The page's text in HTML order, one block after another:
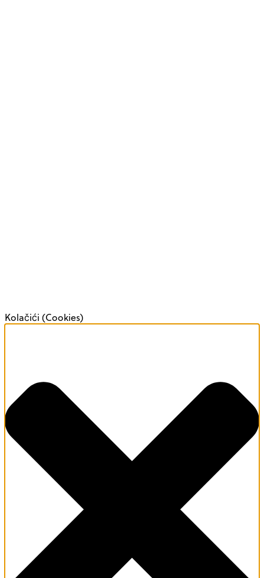
Kolačići (Cookies)